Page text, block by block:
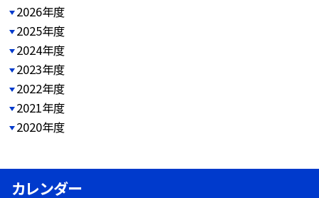
2026年度
2025年度
2024年度
2023年度
2022年度
2021年度
2020年度
カレンダー